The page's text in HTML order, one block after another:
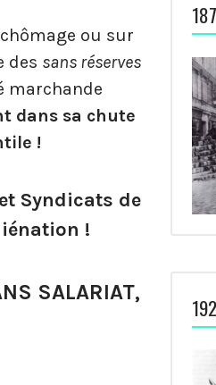
ou sur
des sans réserves
marchande
dans sa chute
!
Syndicats de
!
SALARIAT,